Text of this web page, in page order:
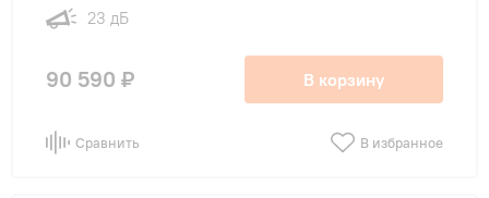
23 дБ
90 590 ₽ В корзину
Сравнить В избранное